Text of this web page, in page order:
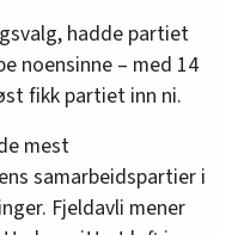
hadde partiet
noensinne – med 14
fikk partiet inn ni.
mest
samarbeidspartier i
Fjeldavli mener